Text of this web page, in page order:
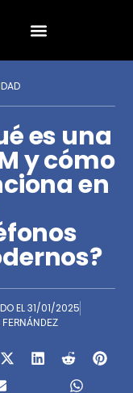
es una
y cómo
en
EL31/01/2025
FERNÁNDEZ